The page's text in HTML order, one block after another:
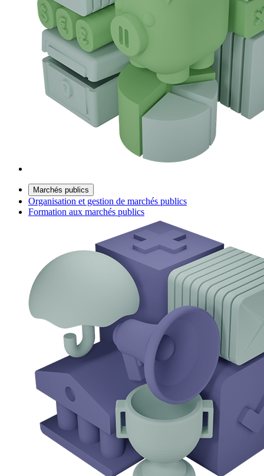
Marchés publics
Organisation et gestion de marchés publics
Formation aux marchés publics